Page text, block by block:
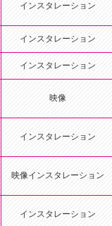
インスタレーション
インスタレーション
インスタレーション
映像
インスタレーション
映像インスタレーション
インスタレーション